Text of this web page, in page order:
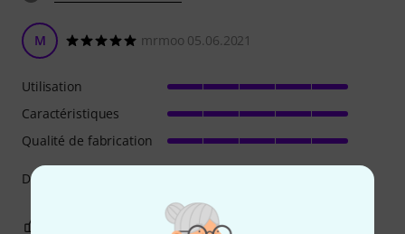
M mrmoo 05.06.2021
Does what's is supposed to do
Utilisation
Caractéristiques
Qualité de fabrication
SIGNALER L'ÉVALUATION